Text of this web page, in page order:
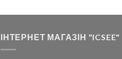
ІНТЕРНЕТ МАГАЗІН "ICSEE"